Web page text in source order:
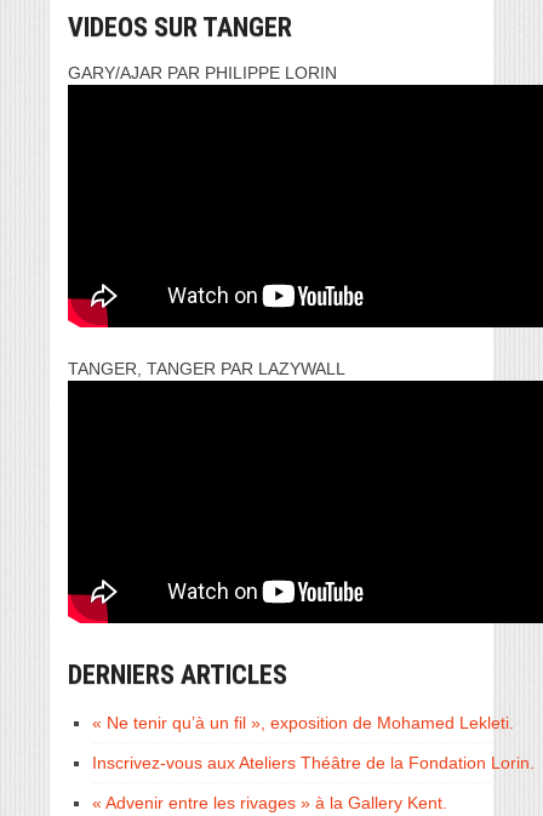
VIDEOS SUR TANGER
GARY/AJAR PAR PHILIPPE LORIN
TANGER, TANGER PAR LAZYWALL
DERNIERS ARTICLES
« Ne tenir qu’à un fil », exposition de Mohamed Lekleti.
Inscrivez-vous aux Ateliers Théâtre de la Fondation Lorin.
« Advenir entre les rivages » à la Gallery Kent.